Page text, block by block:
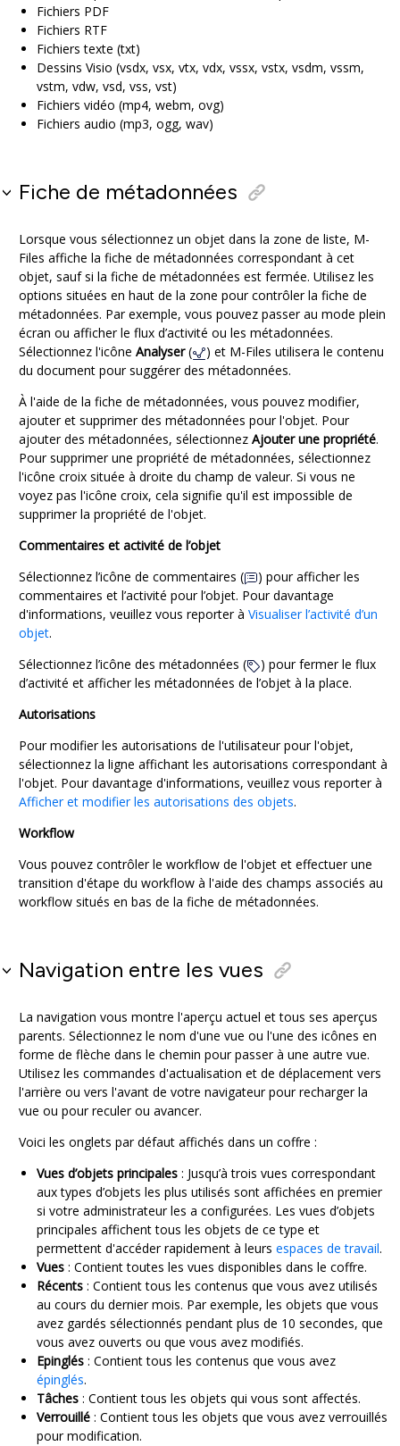
Fichiers PDF
Fichiers RTF
Fichiers texte (txt)
Dessins Visio (vsdx, vsx, vtx, vdx, vssx, vstx, vsdm, vssm,
vstm, vdw, vsd, vss, vst)
Fichiers vidéo (mp4, webm, ovg)
Fichiers audio (mp3, ogg, wav)
Fiche de métadonnées
Lorsque vous sélectionnez un objet dans la zone de liste, M-
Files affiche la fiche de métadonnées correspondant à cet
objet, sauf si la fiche de métadonnées est fermée. Utilisez les
options situées en haut de la zone pour contrôler la fiche de
métadonnées. Par exemple, vous pouvez passer au mode plein
écran ou afficher le flux d’activité ou les métadonnées.
Sélectionnez l'icône Analyser(
) et M-Files utilisera le contenu
du document pour suggérer des métadonnées.
À l'aide de la fiche de métadonnées, vous pouvez modifier,
ajouter et supprimer des métadonnées pour l'objet. Pour
ajouter des métadonnées, sélectionnez Ajouter une propriété.
Pour supprimer une propriété de métadonnées, sélectionnez
l'icône croix située à droite du champ de valeur. Si vous ne
voyez pas l'icône croix, cela signifie qu'il est impossible de
supprimer la propriété de l'objet.
Commentaires et activité de l’objet
Sélectionnez l’icône de commentaires (
) pour afficher les
commentaires et l’activité pour l’objet. Pour davantage
d'informations, veuillez vous reporter à Visualiser l’activité d’un
objet.
Sélectionnez l’icône des métadonnées (
) pour fermer le flux
d’activité et afficher les métadonnées de l’objet à la place.
Autorisations
Pour modifier les autorisations de l'utilisateur pour l'objet,
sélectionnez la ligne affichant les autorisations correspondant à
l'objet. Pour davantage d'informations, veuillez vous reporter à
Afficher et modifier les autorisations des objets.
Workflow
Vous pouvez contrôler le workflow de l'objet et effectuer une
transition d'étape du workflow à l'aide des champs associés au
workflow situés en bas de la fiche de métadonnées.
Navigation entre les vues
La navigation vous montre l'aperçu actuel et tous ses aperçus
parents. Sélectionnez le nom d'une vue ou l'une des icônes en
forme de flèche dans le chemin pour passer à une autre vue.
Utilisez les commandes d'actualisation et de déplacement vers
l'arrière ou vers l'avant de votre navigateur pour recharger la
vue ou pour reculer ou avancer.
Voici les onglets par défaut affichés dans un coffre :
Vues d’objets principales : Jusqu’à trois vues correspondant
aux types d’objets les plus utilisés sont affichées en premier
si votre administrateur les a configurées. Les vues d’objets
principales affichent tous les objets de ce type et
permettent d'accéder rapidement à leurs espaces de travail.
Vues : Contient toutes les vues disponibles dans le coffre.
Récents : Contient tous les contenus que vous avez utilisés
au cours du dernier mois. Par exemple, les objets que vous
avez gardés sélectionnés pendant plus de 10 secondes, que
vous avez ouverts ou que vous avez modifiés.
Epinglés : Contient tous les contenus que vous avez
épinglés.
Tâches : Contient tous les objets qui vous sont affectés.
Verrouillé : Contient tous les objets que vous avez verrouillés
pour modification.